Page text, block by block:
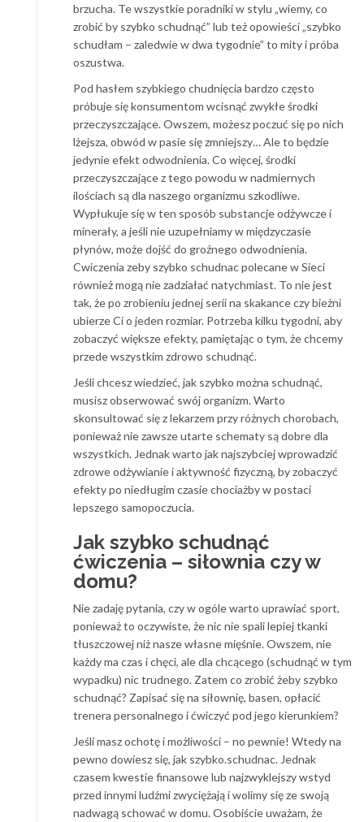
brzucha. Te wszystkie poradniki w stylu „wiemy, co
zrobić by szybko schudnąć” lub też opowieści „szybko
schudłam – zaledwie w dwa tygodnie” to mity i próba
oszustwa.
Pod hasłem szybkiego chudnięcia bardzo często
próbuje się konsumentom wcisnąć zwykłe środki
przeczyszczające. Owszem, możesz poczuć się po nich
lżejsza, obwód w pasie się zmniejszy… Ale to będzie
jedynie efekt odwodnienia. Co więcej, środki
przeczyszczające z tego powodu w nadmiernych
ilościach są dla naszego organizmu szkodliwe.
Wypłukuje się w ten sposób substancje odżywcze i
minerały, a jeśli nie uzupełniamy w międzyczasie
płynów, może dojść do groźnego odwodnienia.
Cwiczenia zeby szybko schudnac polecane w Sieci
również mogą nie zadziałać natychmiast. To nie jest
tak, że po zrobieniu jednej serii na skakance czy bieżni
ubierze Ci o jeden rozmiar. Potrzeba kilku tygodni, aby
zobaczyć większe efekty, pamiętając o tym, że chcemy
przede wszystkim zdrowo schudnąć.
Jeśli chcesz wiedzieć, jak szybko można schudnąć,
musisz obserwować swój organizm. Warto
skonsultować się z lekarzem przy różnych chorobach,
ponieważ nie zawsze utarte schematy są dobre dla
wszystkich. Jednak warto jak najszybciej wprowadzić
zdrowe odżywianie i aktywność fizyczną, by zobaczyć
efekty po niedługim czasie chociażby w postaci
lepszego samopoczucia.
Jak szybko schudnąć
ćwiczenia – siłownia czy w
domu?
Nie zadaję pytania, czy w ogóle warto uprawiać sport,
ponieważ to oczywiste, że nic nie spali lepiej tkanki
tłuszczowej niż nasze własne mięśnie. Owszem, nie
każdy ma czas i chęci, ale dla chcącego (schudnąć w tym
wypadku) nic trudnego. Zatem co zrobić żeby szybko
schudnąć? Zapisać się na siłownię, basen, opłacić
trenera personalnego i ćwiczyć pod jego kierunkiem?
Jeśli masz ochotę i możliwości – no pewnie! Wtedy na
pewno dowiesz się, jak szybko.schudnac. Jednak
czasem kwestie finansowe lub najzwyklejszy wstyd
przed innymi ludźmi zwyciężają i wolimy się ze swoją
nadwagą schować w domu. Osobiście uważam, że